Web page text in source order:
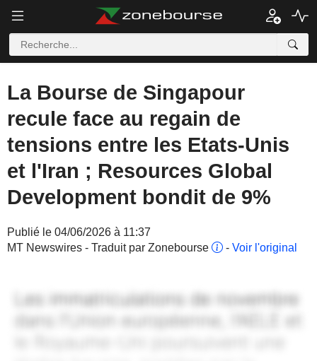
La Bourse de Singapour
recule face au regain de
tensions entre les Etats-Unis
et l'Iran ; Resources Global
Development bondit de 9%
Publié le 04/06/2026 à 11:37
MT Newswires - Traduit par Zonebourse
- Voir l'original